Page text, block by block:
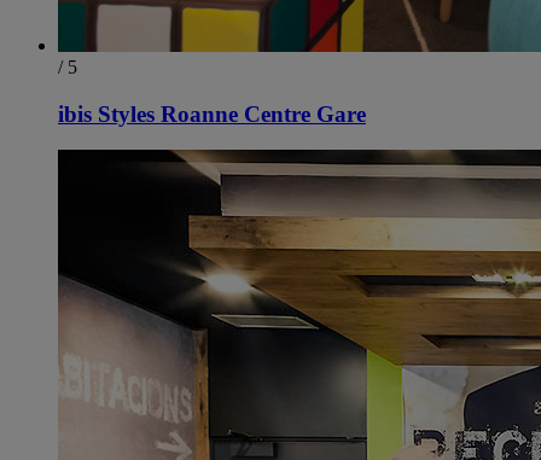
/ 5
ibis Styles Roanne Centre Gare